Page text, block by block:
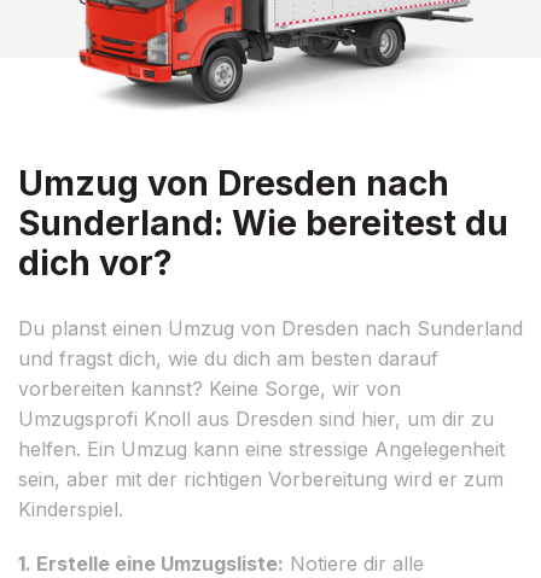
Umzug von Dresden nach
Sunderland: Wie bereitest du
dich vor?
Du planst einen Umzug von Dresden nach Sunderland
und fragst dich, wie du dich am besten darauf
vorbereiten kannst? Keine Sorge, wir von
Umzugsprofi Knoll aus Dresden sind hier, um dir zu
helfen. Ein Umzug kann eine stressige Angelegenheit
sein, aber mit der richtigen Vorbereitung wird er zum
Kinderspiel.
1. Erstelle eine Umzugsliste: Notiere dir alle